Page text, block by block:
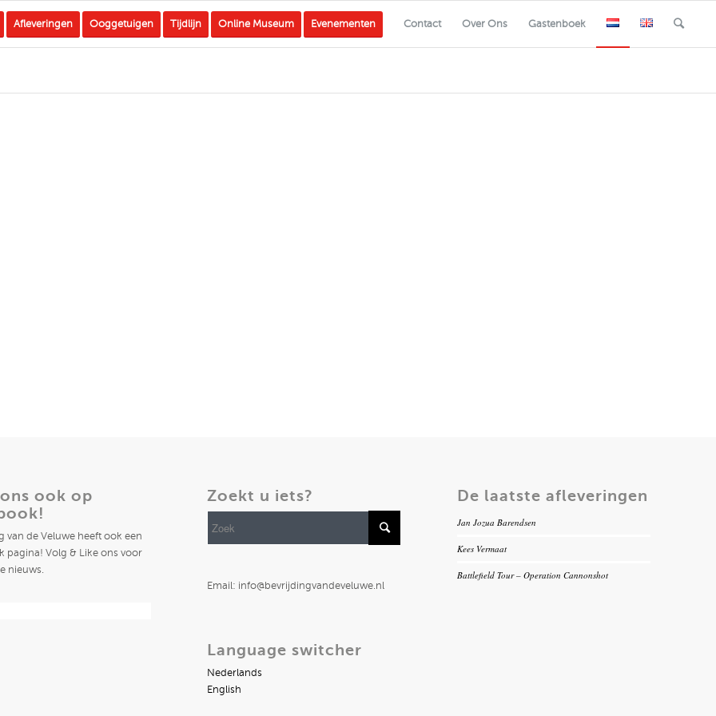
Afleveringen Ooggetuigen Tijdlijn Online Museum Evenementen Contact Over Ons Gastenboek
ook op
van de Veluwe heeft ook een
pagina! Volg & Like ons voor
nieuws.
Zoekt u iets?
Email: info@bevrijdingvandeveluwe.nl
Language switcher
Nederlands
English
De laatste afleveringen
Jan Jozua Barendsen
Kees Vermaat
Battlefield Tour – Operation Cannonshot